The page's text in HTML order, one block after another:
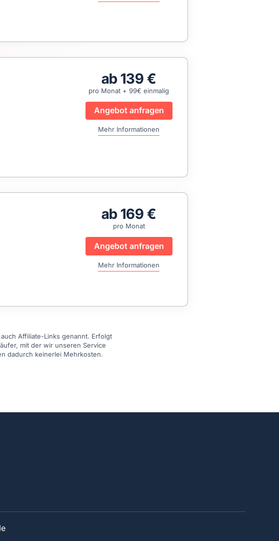
ab 139 €
pro Monat + 99€ einmalig
Angebot anfragen
Mehr Informationen
ab 169 €
pro Monat
Angebot anfragen
Mehr Informationen
Affiliate-Links genannt. Erfolgt
mit der wir unseren Service
dadurch keinerlei Mehrkosten.